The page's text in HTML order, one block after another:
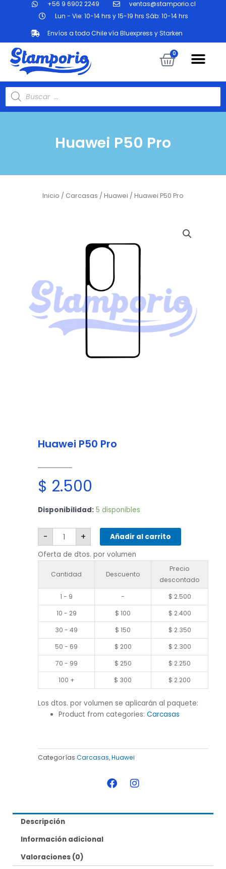
contenido
+56 9 6902 2249
ventas@stamporio.cl
Lun - Vie: 10-14 hrs y 15-19 hrs Sáb: 10-14 hrs
Envíos a todo Chile vía Bluexpress y Starken
0
Búsqueda
de
productos
Huawei P50 Pro
Inicio / Carcasas / Huawei / Huawei P50 Pro
Huawei P50 Pro
$ 2.500
Disponibilidad: 5 disponibles
-
Huawei
P50
cantidad
+
Añadir al carrito
Oferta de dtos. por volumen
Cantidad Descuento
Precio
descontado
1 - 9
- $ 2.500
10 - 29
$ 100 $ 2.400
30 - 49
$ 150 $ 2.350
50 - 69
$ 200 $ 2.300
70 - 99
$ 250 $ 2.250
100 +
$ 300 $ 2.200
Los dtos. por volumen se aplicarán al paquete:
Product from categories:Carcasas
Categorías Carcasas,Huawei
F
a
b
I
n
a
Descripción
Información adicional
Valoraciones (0)